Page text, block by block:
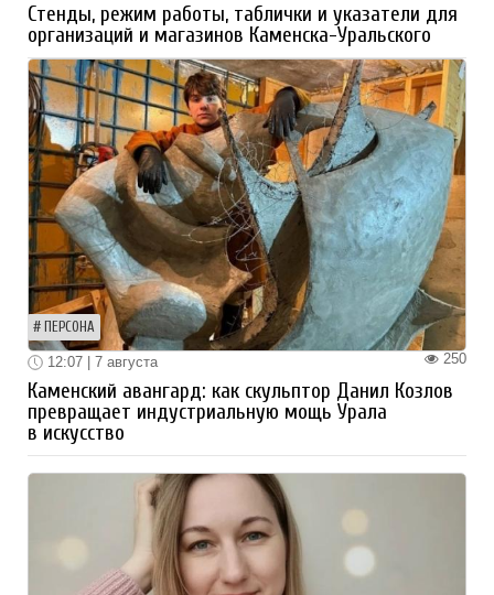
Стенды, режим работы, таблички и указатели для
организаций и магазинов Каменска-Уральского
ПЕРСОНА
250
12:07 | 7 августа
Каменский авангард: как скульптор Данил Козлов
превращает индустриальную мощь Урала
в искусство